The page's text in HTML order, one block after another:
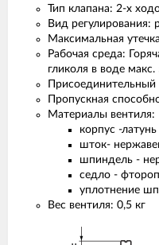
Тип клапана: 2-х
Вид регулирования:
Максимальная
Рабочая среда:
гликоля в воде макс.
Пропускная
Материалы вентиля:
корпус -латунь
шток-
шпиндель -
седло -
уплотнение
Вес вентиля: 0,5 кг